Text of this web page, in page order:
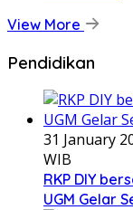
View More
Pendidikan
31 January
WIB
RKP DIY
UGM Gelar